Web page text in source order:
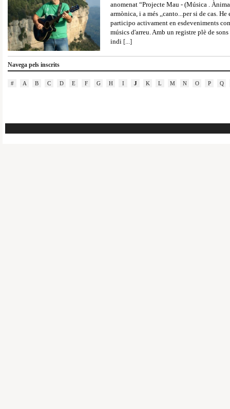
anomenat “Projecte Mau - (Música .
armònica, i a més ,,canto...per si de cas.
participo activament en esdeveniments
músics d'arreu. Amb un registre plè de
indi [...]
Navega pels inscrits
# A B C D E F G H I J K L M N O P Q